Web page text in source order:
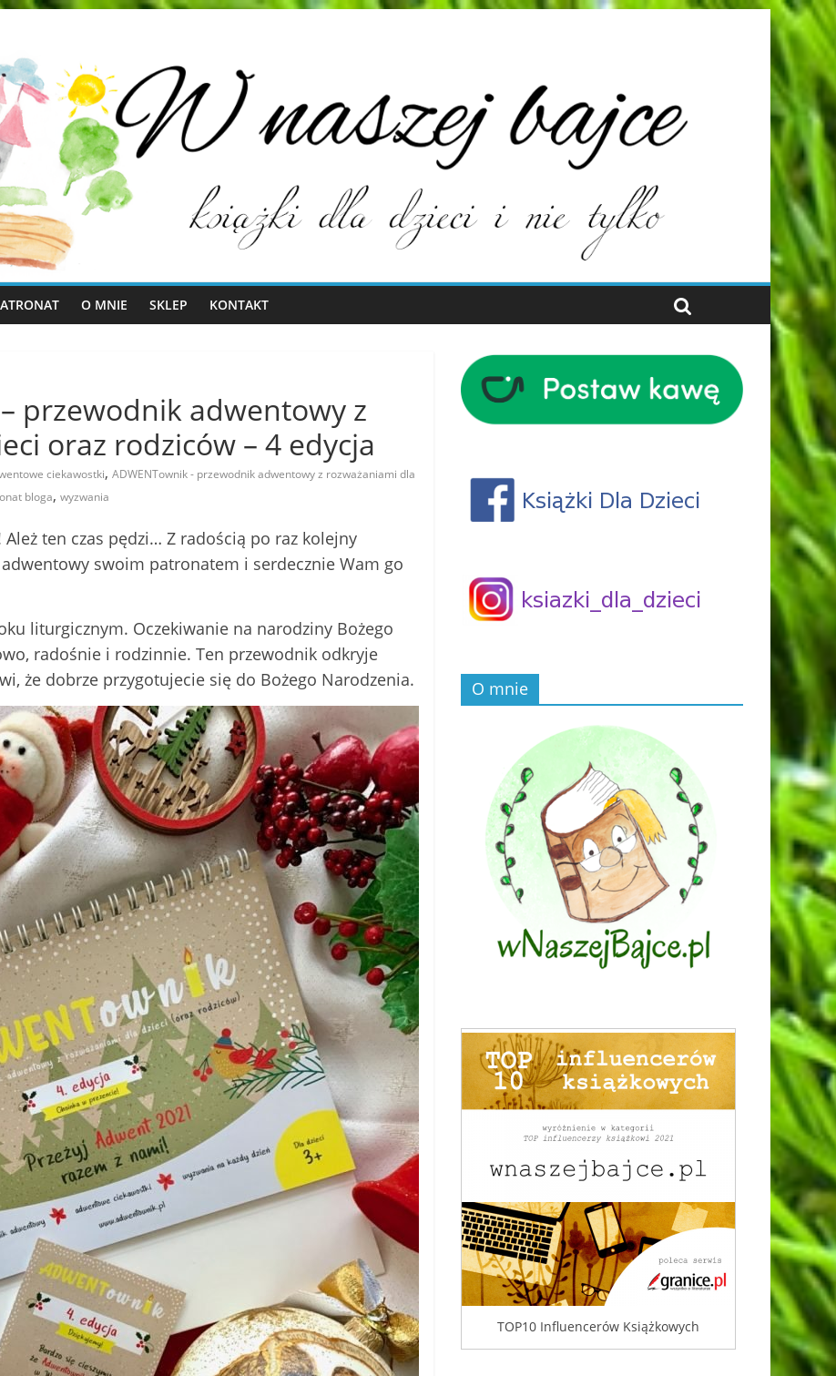
O MNIE SKLEP KONTAKT
przewodnik adwentowy z
oraz rodziców – 4 edycja
ciekawostki, ADWENTownik - przewodnik adwentowy z rozważaniami dla
bloga, wyzwania
ten czas pędzi… Z radością po raz kolejny
swoim patronatem i serdecznie Wam go
liturgicznym. Oczekiwanie na narodziny Bożego
radośnie i rodzinnie. Ten przewodnik odkryje
że dobrze przygotujecie się do Bożego Narodzenia.
O mnie
TOP10 Influencerów Książkowych